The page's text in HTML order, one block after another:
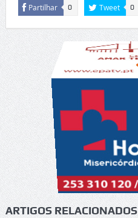
Partilhar 0 Tweet 0
ARTIGOS RELACIONADOS